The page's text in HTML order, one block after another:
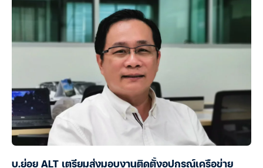
บ.ย่อย ALT เตรียมส่งมอบงานติดตั้งอุปกรณ์เครือข่าย